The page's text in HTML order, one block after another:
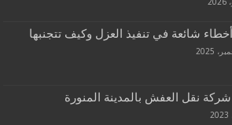
شركة نقل العفش بالمدينة المنورة